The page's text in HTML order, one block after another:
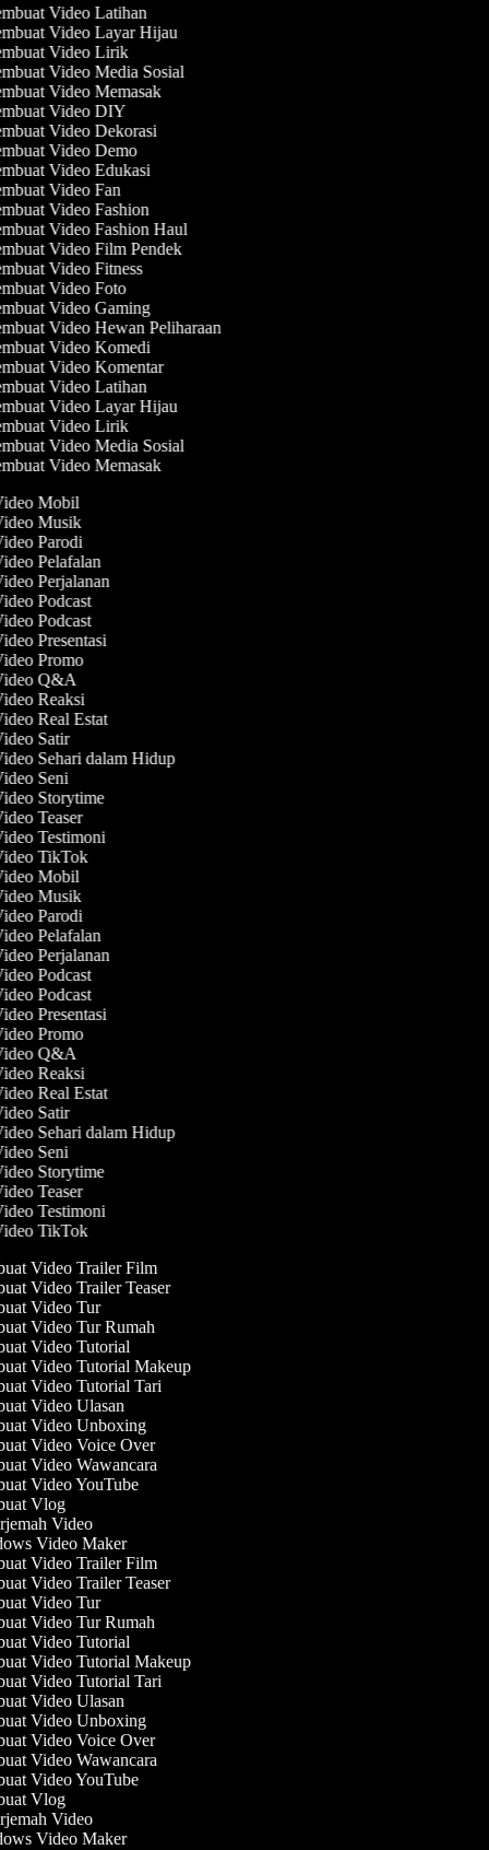
Video Latihan
Video Layar Hijau
Video Lirik
Video Media Sosial
Video Memasak
Video DIY
Video Dekorasi
Video Demo
Video Edukasi
Video Fan
Video Fashion
Video Fashion Haul
Video Film Pendek
Video Fitness
Video Foto
Video Gaming
Video Hewan Peliharaan
Video Komedi
Video Komentar
Video Latihan
Video Layar Hijau
Video Lirik
Video Media Sosial
Video Memasak
Mobil
Musik
Parodi
Pelafalan
Perjalanan
Podcast
Podcast
Presentasi
Promo
Q&A
Reaksi
Real Estat
Satir
Sehari dalam Hidup
Seni
Storytime
Teaser
Testimoni
TikTok
Mobil
Musik
Parodi
Pelafalan
Perjalanan
Podcast
Podcast
Presentasi
Promo
Q&A
Reaksi
Real Estat
Satir
Sehari dalam Hidup
Seni
Storytime
Teaser
Testimoni
TikTok
Video Trailer Film
Video Trailer Teaser
Video Tur
Video Tur Rumah
Video Tutorial
Video Tutorial Makeup
Video Tutorial Tari
Video Ulasan
Video Unboxing
Video Voice Over
Video Wawancara
Video YouTube
Vlog
Video
Video Maker
Video Trailer Film
Video Trailer Teaser
Video Tur
Video Tur Rumah
Video Tutorial
Video Tutorial Makeup
Video Tutorial Tari
Video Ulasan
Video Unboxing
Video Voice Over
Video Wawancara
Video YouTube
Vlog
Video
Video Maker